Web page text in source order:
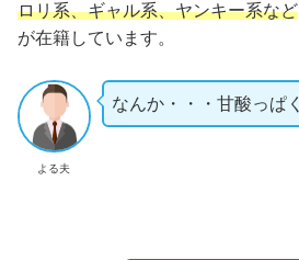
ロリ系、ギャル系、ヤンキー系など
が在籍しています。
よる夫
なんか・・・甘酸っぱ